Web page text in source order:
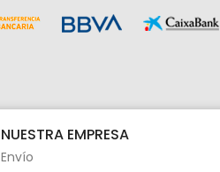
NUESTRA EMPRESA
Envío